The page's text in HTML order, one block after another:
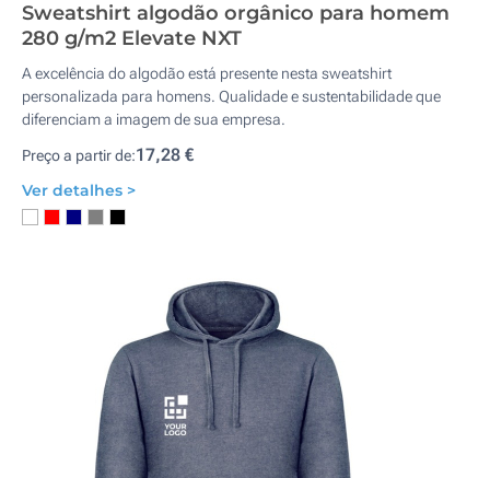
Sweatshirt algodão orgânico para homem
280 g/m2 Elevate NXT
A excelência do algodão está presente nesta sweatshirt
personalizada para homens. Qualidade e sustentabilidade que
diferenciam a imagem de sua empresa.
Preço a partir de:17,28 €
Ver detalhes >